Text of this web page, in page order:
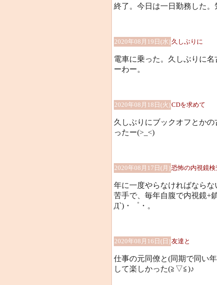
終了。今日は一日勤務した
2020年08月19日(水) 久しぶりに
電車に乗った。久しぶりに
ーわー。
2020年08月18日(火)CDを求めて
久しぶりにブックオフとか
ったー(>_<)
2020年08月17日(月)恐怖の内視鏡検
年に一度やらなければなら
苦手で、毎年自腹で内視鏡+
Д`)・゜・。
2020年08月16日(日)友達と
仕事の元同僚と(同期で同い
して楽しかった(≧▽≦)♪